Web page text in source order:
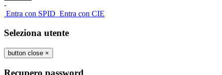
-
Entra con SPID Entra con CIE
Seleziona utente
button close ×
Recupero password